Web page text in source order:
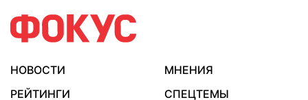
НОВОСТИ
МНЕНИЯ
РЕЙТИНГИ
СПЕЦТЕМЫ